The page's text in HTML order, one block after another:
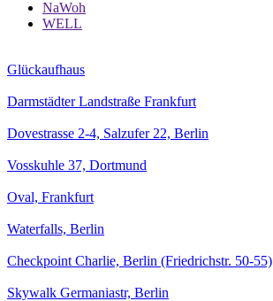
NaWoh
WELL
Glückaufhaus
Darmstädter Landstraße Frankfurt
Dovestrasse 2-4, Salzufer 22, Berlin
Vosskuhle 37, Dortmund
Oval, Frankfurt
Waterfalls, Berlin
Checkpoint Charlie, Berlin (Friedrichstr. 50-55)
Skywalk Germaniastr, Berlin